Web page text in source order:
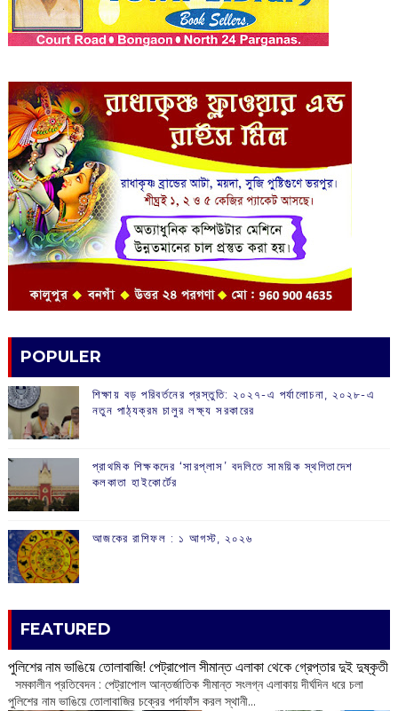
POPULER
শিক্ষায় বড় পরিবর্তনের প্রস্তুতি: ২০২৭-এ পর্যালোচনা, ২০২৮-এ
নতুন পাঠ্যক্রম চালুর লক্ষ্য সরকারের
প্রাথমিক শিক্ষকদের ‘সারপ্লাস’ বদলিতে সাময়িক স্থগিতাদেশ
কলকাতা হাইকোর্টের
আজকের রাশিফল :‌ ‌‌১ আগস্ট, ২০২৬
FEATURED
পুলিশের নাম ভাঙিয়ে তোলাবাজি! পেট্রাপোল সীমান্ত এলাকা থেকে গ্রেপ্তার দুই দুষ্কৃতী
সমকালীন প্রতিবেদন : পেট্রাপোল আন্তর্জাতিক সীমান্ত সংলগ্ন এলাকায় দীর্ঘদিন ধরে চলা
পুলিশের নাম ভাঙিয়ে তোলাবাজির চক্রের পর্দাফাঁস করল স্থানী...